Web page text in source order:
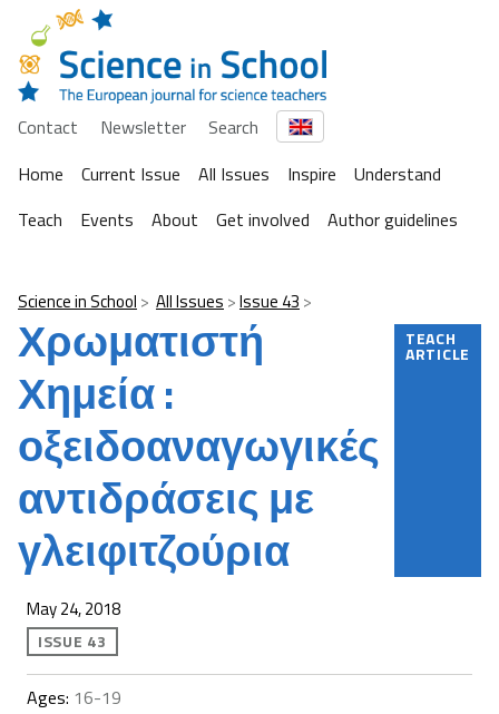
Contact Newsletter
Search
Home
Current Issue All Issues Inspire
Understand
Teach
Events About Get involved Author guidelines
Science in School All Issues Issue 43
Χρωματιστή
Χημεία :
οξειδοαναγωγικές
αντιδράσεις με
γλειφιτζούρια
TEACH
ARTICLE
May 24, 2018
ISSUE 43
Ages: 16-19